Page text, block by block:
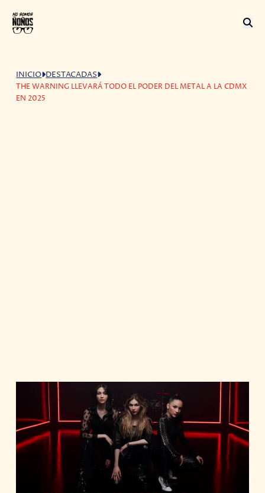
INICIO DESTACADAS
THE WARNING LLEVARÁ TODO EL PODER DEL METAL A LA CDMX
EN 2025